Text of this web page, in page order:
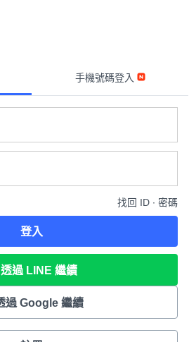
手機號碼登入
找回 ID ∙ 密碼
登入
透過 LINE 繼續
過 Google 繼續